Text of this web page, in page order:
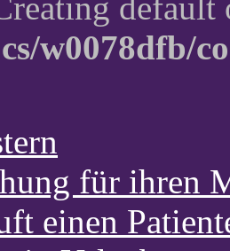
w0078dfb/
für ihren
einen